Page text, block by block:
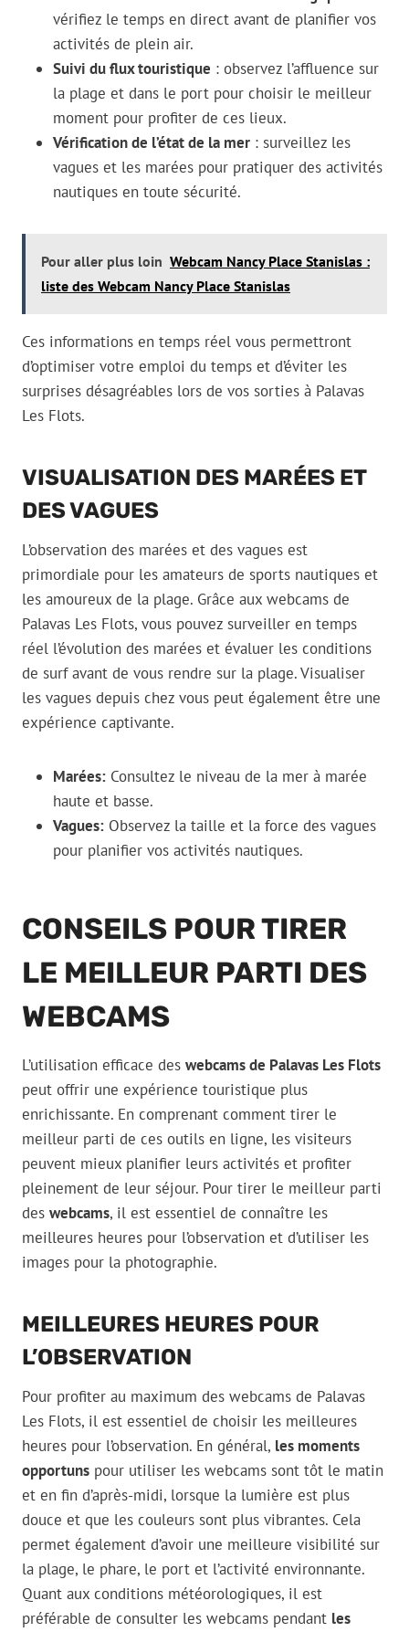
vérifiez le temps en direct avant de planifier vos
activités de plein air.
Suivi du flux touristique : observez l’affluence sur
la plage et dans le port pour choisir le meilleur
moment pour profiter de ces lieux.
Vérification de l’état de la mer : surveillez les
vagues et les marées pour pratiquer des activités
nautiques en toute sécurité.
Pour aller plus loin Webcam Nancy Place Stanislas :
liste des Webcam Nancy Place Stanislas
Ces informations en temps réel vous permettront
d’optimiser votre emploi du temps et d’éviter les
surprises désagréables lors de vos sorties à Palavas
Les Flots.
VISUALISATION DES MARÉES ET
DES VAGUES
L’observation des marées et des vagues est
primordiale pour les amateurs de sports nautiques et
les amoureux de la plage. Grâce aux webcams de
Palavas Les Flots, vous pouvez surveiller en temps
réel l’évolution des marées et évaluer les conditions
de surf avant de vous rendre sur la plage. Visualiser
les vagues depuis chez vous peut également être une
expérience captivante.
Marées: Consultez le niveau de la mer à marée
haute et basse.
Vagues: Observez la taille et la force des vagues
pour planifier vos activités nautiques.
CONSEILS POUR TIRER
LE MEILLEUR PARTI DES
WEBCAMS
L’utilisation efficace des webcams de Palavas Les Flots
peut offrir une expérience touristique plus
enrichissante. En comprenant comment tirer le
meilleur parti de ces outils en ligne, les visiteurs
peuvent mieux planifier leurs activités et profiter
pleinement de leur séjour. Pour tirer le meilleur parti
des webcams, il est essentiel de connaître les
meilleures heures pour l’observation et d’utiliser les
images pour la photographie.
MEILLEURES HEURES POUR
L’OBSERVATION
Pour profiter au maximum des webcams de Palavas
Les Flots, il est essentiel de choisir les meilleures
heures pour l’observation. En général, les moments
opportuns pour utiliser les webcams sont tôt le matin
et en fin d’après-midi, lorsque la lumière est plus
douce et que les couleurs sont plus vibrantes. Cela
permet également d’avoir une meilleure visibilité sur
la plage, le phare, le port et l’activité environnante.
Quant aux conditions météorologiques, il est
préférable de consulter les webcams pendant les